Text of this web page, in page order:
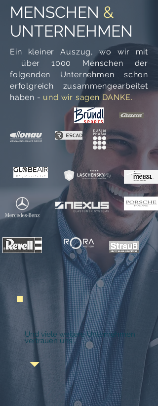
MENSCHEN &
UNTERNEHMEN
Ein kleiner Auszug, wo wir mit
über 1000 Menschen der
folgenden Unternehmen schon
erfolgreich zusammengearbeitet
haben - und wir sagen DANKE.
Und viele weitere Unternehmen
vertrauen uns...